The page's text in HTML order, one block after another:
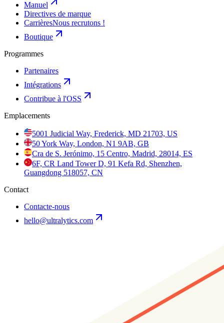
Manuel
Directives de marque
CarrièresNous recrutons !
Boutique
Programmes
Partenaires
Intégrations
Contribue à l'OSS
Emplacements
5001 Judicial Way, Frederick, MD 21703, US
50 York Way, London, N1 9AB, GB
Cra de S. Jerónimo, 15 Centro, Madrid, 28014, ES
6F, CR Land Tower D, 91 Kefa Rd, Shenzhen,
Guangdong 518057, CN
Contact
Contacte-nous
hello@ultralytics.com